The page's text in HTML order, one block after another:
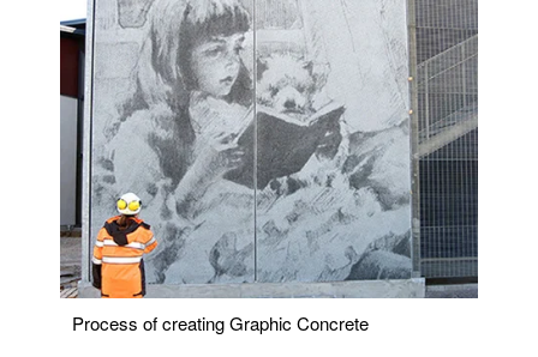
Process of creating Graphic Concrete